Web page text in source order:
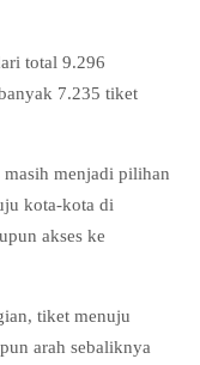
total 9.296
7.235 tiket
menjadi pilihan
kota-kota di
akses ke
tiket menuju
arah sebaliknya